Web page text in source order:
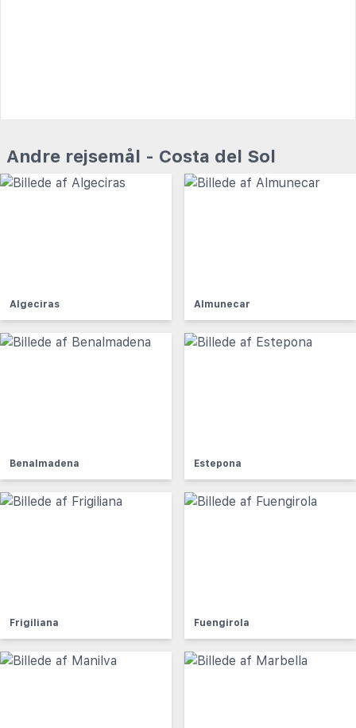
Andre rejsemål - Costa del Sol
Algeciras Almunecar
Benalmadena Estepona
Frigiliana Fuengirola